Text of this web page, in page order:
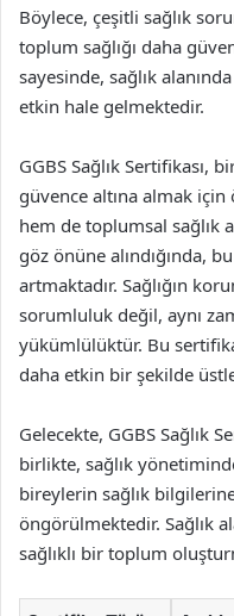
Böylece, çeşitli sağlık
toplum sağlığı daha
sayesinde, sağlık
etkin hale gelmektedir.
GGBS Sağlık Sertifikası,
güvence altına almak
hem de toplumsal sağlık
göz önüne alındığında,
artmaktadır. Sağlığın
sorumluluk değil, aynı
yükümlülüktür. Bu
daha etkin bir şekilde
Gelecekte, GGBS Sağlık
birlikte, sağlık
bireylerin sağlık
öngörülmektedir. Sağlık
sağlıklı bir toplum